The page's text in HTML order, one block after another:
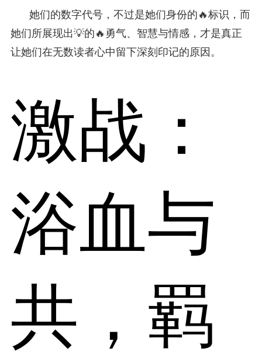
她们的数字代号，不过是她们身份的🔥标识，而
她们所展现出💡的🔥勇气、智慧与情感，才是真正
让她们在无数读者心中留下深刻印记的原因。
激战：
浴血与
共，羁